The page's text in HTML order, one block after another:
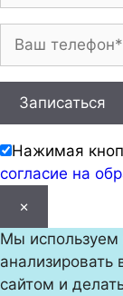
Нажимая
согласие на
×
Мы используем
анализировать
сайтом и